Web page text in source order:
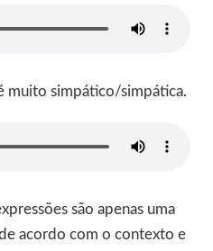
muito simpático/simpática.
são apenas uma
acordo com o contexto e